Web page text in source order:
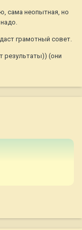
сама неопытная, но
грамотный совет.
результаты)) (они